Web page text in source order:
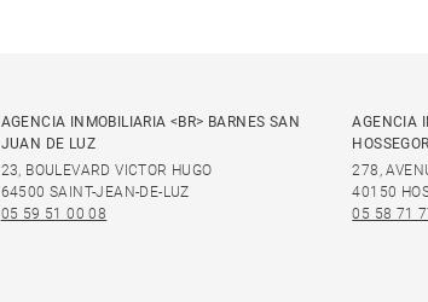
AGENCIA INMOBILIARIA <BR> BARNES SAN
JUAN DE LUZ
23, BOULEVARD VICTOR HUGO
64500 SAINT-JEAN-DE-LUZ
05 59 51 00 08
AGENCIA
HOSSEGOR
278,
40150
05 58 71